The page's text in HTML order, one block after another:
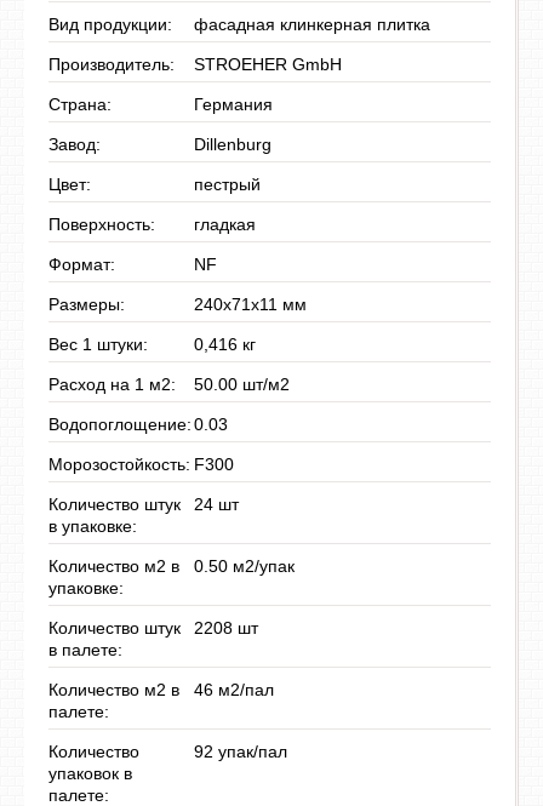
Вид продукции: фасадная клинкерная плитка
Производитель: STROEHER GmbH
Страна: Германия
Завод: Dillenburg
Цвет: пестрый
Поверхность: гладкая
Формат: NF
Размеры: 240x71x11 мм
Вес 1 штуки: 0,416 кг
Расход на 1 м2: 50.00 шт/м2
Водопоглощение: 0.03
Морозостойкость: F300
Количество штук
в упаковке:
24 шт
Количество м2 в
упаковке:
0.50 м2/упак
Количество штук
в палете:
2208 шт
Количество м2 в
палете:
46 м2/пал
Количество
упаковок в
палете:
92 упак/пал